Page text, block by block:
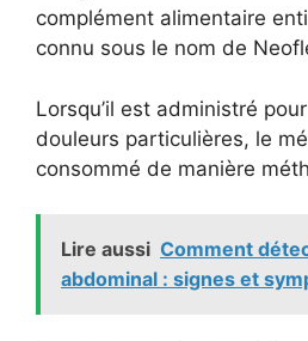
complément alimentaire
connu sous le nom de
Lorsqu’il est administré
douleurs particulières, le
consommé de manière
Lire aussi Comment
abdominal : signes et